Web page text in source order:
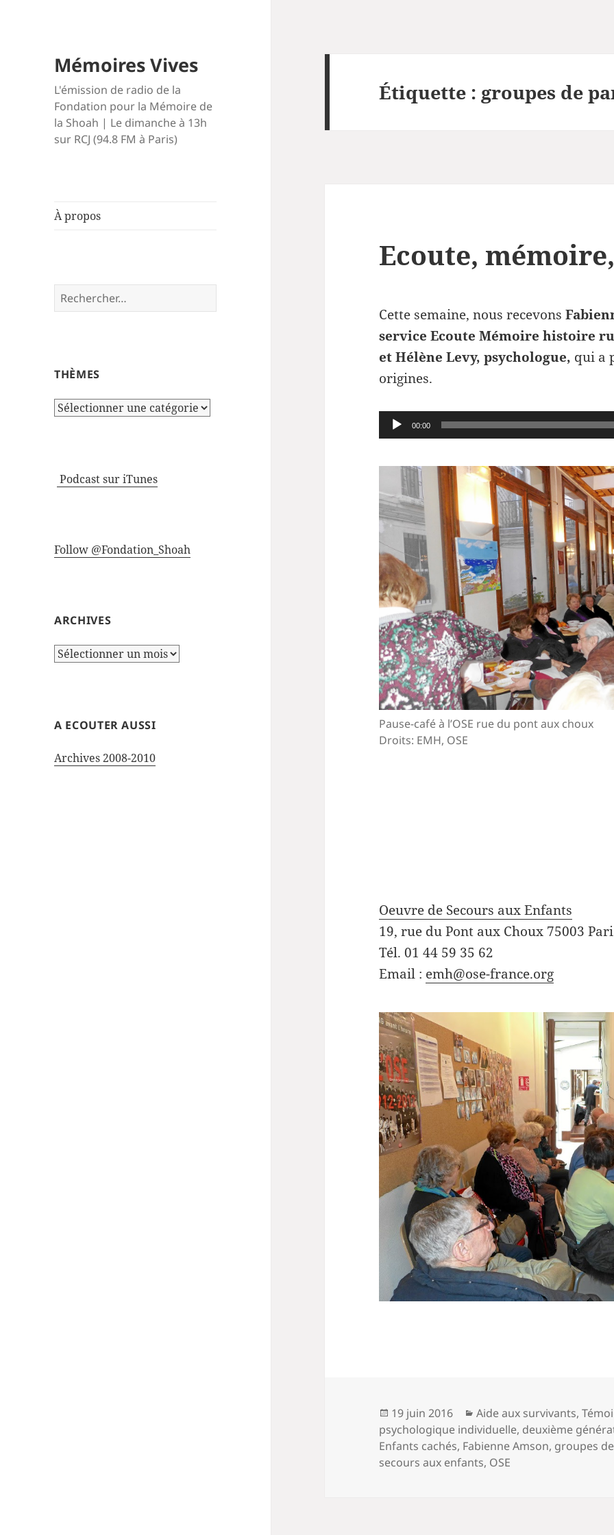
Mémoires Vives
L'émission de radio de la
Fondation pour la Mémoire de
la Shoah | Le dimanche à 13h
sur RCJ (94.8 FM à Paris)
À propos
Rechercher :
THÈMES
Thèmes
Podcast sur iTunes
Follow @Fondation_Shoah
ARCHIVES
Archives
A ECOUTER AUSSI
Archives 2008-2010
Étiquette : groupes de
Ecoute,
Cette semaine, nous recevons
service Ecoute Mémoire histoire
et Hélène Levy, psychologue, qui a
origines.
Lecteur
audio
00:00
Pause-café à l’OSE rue du pont aux choux
Droits: EMH, OSE
Oeuvre de Secours aux Enfants
19, rue du Pont aux Choux 75003
Tél. 01 44 59 35 62
Email : emh@ose-france.org
Publié
le
19 juin 2016 Catégories
Aide aux survivants,
psychologique individuelle, deuxième
Enfants cachés, Fabienne Amson, groupes
secours aux enfants, OSE